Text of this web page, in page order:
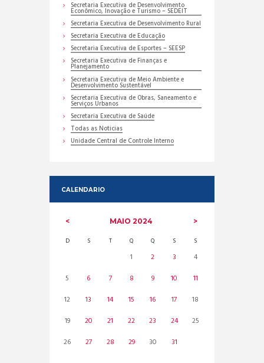
Secretaria Executiva de Desenvolvimento
Econômico, Inovação e Turismo – SEDEIT
Secretaria Executiva de Desenvolvimento Rural
Secretaria Executiva de Educação
Secretaria Executiva de Esportes – SEESP
Secretaria Executiva de Finanças e
Planejamento
Secretaria Executiva de Meio Ambiente e
Desenvolvimento Sustentável
Secretaria Executiva de Obras, Saneamento e
Serviços Urbanos
Secretaria Executiva de Saúde
Todas as Noticias
Unidade Central de Controle Interno
CALENDARIO
MAIO2024
D S T Q Q S S
1 2 3
4
5
6 7 8 9 10
11
12
13 14 15 16 17
18
19
20 21 22 23 24
25
26
27 28 29 30 31